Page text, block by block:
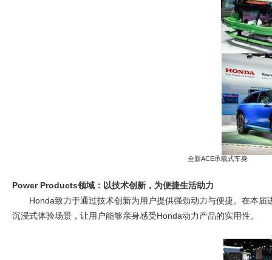
全新ACE承载式车
Power Products领域：以技术创新，为便捷生活助力
Honda致力于通过技术创新为用户提供强劲动力与便捷。在本
沉浸式体验场景，让用户能够亲身感受Honda动力产品的实用性。